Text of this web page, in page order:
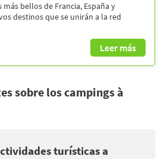
más bellos de Francia, España y
destinos que se unirán a la red
Leer más
sobre los campings à
turísticas a
de Cap Corse